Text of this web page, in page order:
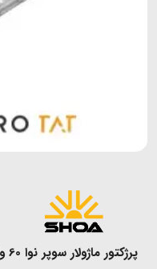
پرژکتور ماژولار سوپر نوا 60 وات SH-4730 شعاع